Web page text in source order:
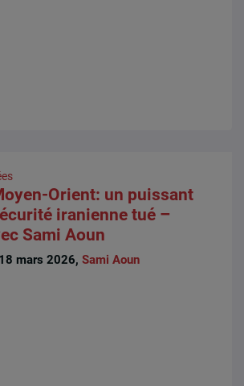
Orient: un puissant
iranienne tué –
Sami Aoun
mars 2026,Sami Aoun